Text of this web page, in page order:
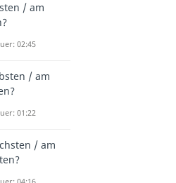
/ am
02:45
/ am
01:22
/ am